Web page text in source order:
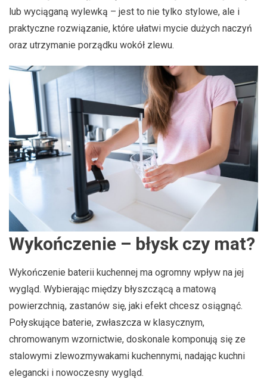
lub wyciąganą wylewką – jest to nie tylko stylowe, ale i
praktyczne rozwiązanie, które ułatwi mycie dużych naczyń
oraz utrzymanie porządku wokół zlewu.
Wykończenie – błysk czy mat?
Wykończenie baterii kuchennej ma ogromny wpływ na jej
wygląd. Wybierając między błyszczącą a matową
powierzchnią, zastanów się, jaki efekt chcesz osiągnąć.
Połyskujące baterie, zwłaszcza w klasycznym,
chromowanym wzornictwie, doskonale komponują się ze
stalowymi zlewozmywakami kuchennymi, nadając kuchni
elegancki i nowoczesny wygląd.